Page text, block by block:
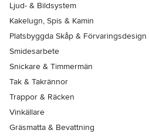
Ljud- & Bildsystem
Kakelugn, Spis & Kamin
Platsbyggda Skåp & Förvaringsdesign
Smidesarbete
Snickare & Timmermän
Tak & Takrännor
Trappor & Räcken
Vinkällare
Gräsmatta & Bevattning